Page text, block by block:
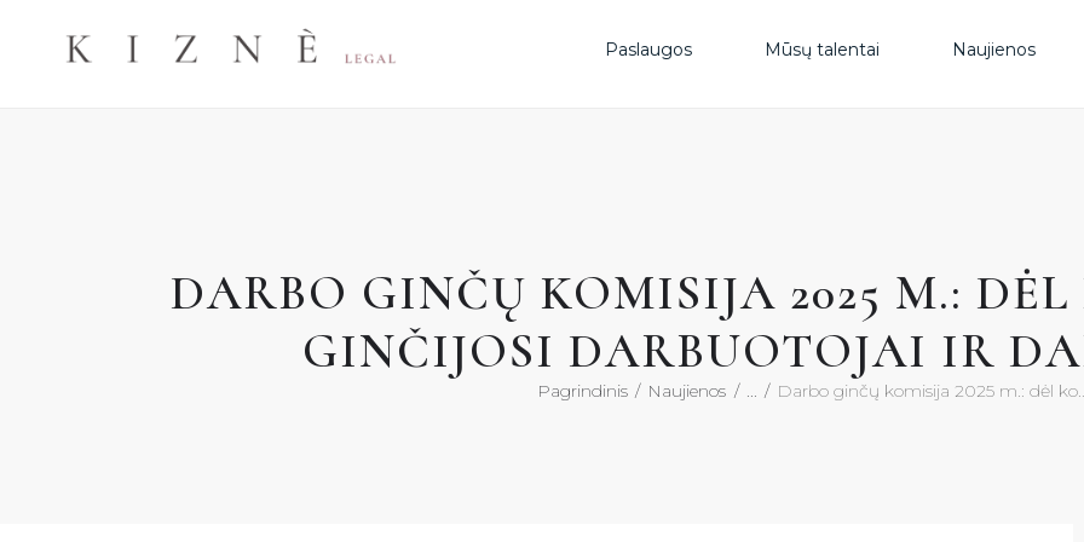
Paslaugos Mūsų talentai Naujienos
DARBO GINČŲ KOMISIJA 2025 M.:
GINČIJOSI DARBUOTOJAI IR
Pagrindinis Naujienos Darbo ginčų komisija 2025 m.: dėl ko...
DUK